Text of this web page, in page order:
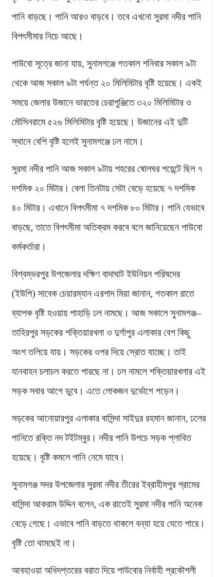
পানি বাড়ছে। পানি আরও বাড়বে। তবে এখনো সুরমা নদীর পানি
বিপৎসীমার নিচে আছে।
পাউবো সূত্রে জানা যায়, সুনামগঞ্জে গতকাল শনিবার সকাল ৯টা
থেকে আজ সকাল ৯টা পর্যন্ত ২০ মিলিমিটার বৃষ্টি হয়েছে। একই
সময়ে জেলার উজানে ভারতের চেরাপুঞ্জিতে ৩২০ মিলিমিটার ও
মৌসিনরামে ৫২৬ মিলিমিটার বৃষ্টি হয়েছে। উজানের এই দুটি
স্থানে বেশি বৃষ্টি হলেই সুনামগঞ্জে ঢল নামে।
সুরমা নদীর পানি আজ সকাল ৯টায় শহরের ষোলঘর পয়েন্টে ছিল ৭
দশমিক ২০ মিটার। বেলা তিনটায় সেটা বেড়ে হয়েছে ৭ দশমিক
৪০ মিটার। এখানে বিপৎসীমা ৭ দশমিক ৮০ মিটার। পানি যেভাবে
বাড়ছে, তাতে বিপৎসীমা অতিক্রম করবে বলে জানিয়েছেন পাউবো
কর্মকর্তারা।
বিশ্বম্ভরপুর উপজেলার দক্ষিণ বাদাঘাট ইউনিয়ন পরিষদের
(ইউপি) সাবেক চেয়ারম্যান এরশাদ মিয়া জানান, গতকাল রাতে
ব্যাপক বৃষ্টি হওয়ায় পাহাড়ি ঢল নামছে। আজ সকালে সুনামগঞ্জ–
তাহিরপুর সড়কের শক্তিয়ারখলা ও দুর্গাপুর এলাকার বেশ কিছু
অংশ তলিয়ে যায়। সড়কের ওপর দিয়ে স্রোত যাচ্ছে। তাই
যানবাহন চলাচল করতে পারছে না। ঢল নামলে শক্তিয়ারখলার এই
সড়ক সবার আগে ডুবে। এতে লোকজন দুর্ভোগে পড়েন।
সড়কের আনোয়ারপুর এলাকার বাসিন্দা সাইদুর রহমান জানান, ঢলের
পানিতে রক্তি নদ টইটম্বুর। নদীর পানি উপচে সড়ক প্লাবিত
হয়েছে। বৃষ্টি কমলে পানি নেমে যাবে।
সুনামগঞ্জ সদর উপজেলার সুরমা নদীর তীরের ইব্রাহীমপুর গ্রামের
বাসিন্দা আকরাম উদ্দিন বলেন, এক রাতেই সুরমা নদীর পানি অনেক
বেড়ে গেছে। এভাবে পানি বাড়তে থাকলে বন্যা হয়ে যেতে পারে।
বৃষ্টি তো থামছেই না।
আবহাওয়া অধিদপ্তরের বরাত দিয়ে পাউবোর নির্বাহী প্রকৌশলী